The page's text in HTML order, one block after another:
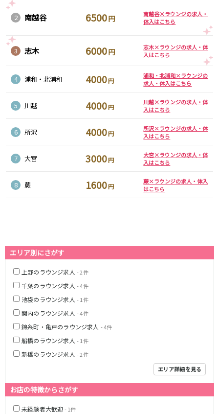
2 南越谷 6500円
南越谷×ラウンジの求人・
体入はこちら
3 志木 6000円
志木×ラウンジの求人・体
入はこちら
4 浦和・北浦和 4000円
浦和・北浦和×ラウンジの
求人・体入はこちら
5 川越 4000円
川越×ラウンジの求人・体
入はこちら
6 所沢 4000円
所沢×ラウンジの求人・体
入はこちら
7 大宮 3000円
大宮×ラウンジの求人・体
入はこちら
8 蕨 1600円
蕨×ラウンジの求人・体入
はこちら
エリア別にさがす
上野のラウンジ求人 - 2件
千葉のラウンジ求人 - 4件
池袋のラウンジ求人 - 1件
関内のラウンジ求人 - 4件
錦糸町・亀戸のラウンジ求人 - 4件
船橋のラウンジ求人 - 1件
新橋のラウンジ求人 - 2件
エリア詳細を見る
お店の特徴からさがす
未経験者大歓迎- 1件
都営浅草線
浅草駅
浅草橋駅
上野広小路駅
渋谷駅
田原町駅
末広町駅
西武新宿駅
本川越駅
JR根岸線
西武池袋線
所沢駅
東久留米駅
飯能駅
大泉学園駅
保谷駅
石神井公園駅
西所沢駅